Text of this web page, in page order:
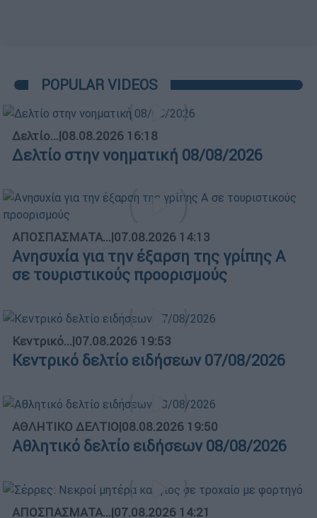
POPULAR VIDEOS
Δελτίο...|08.08.2026 16:18
Δελτίο στην νοηματική 08/08/2026
ΑΠΟΣΠΑΣΜΑΤΑ...|07.08.2026 14:13
Ανησυχία για την έξαρση της γρίπης Α
σε τουριστικούς προορισμούς
Κεντρικό...|07.08.2026 19:53
Κεντρικό δελτίο ειδήσεων 07/08/2026
ΑΘΛΗΤΙΚΟ ΔΕΛΤΙΟ|08.08.2026 19:50
Αθλητικό δελτίο ειδήσεων 08/08/2026
ΑΠΟΣΠΑΣΜΑΤΑ...|07.08.2026 14:21